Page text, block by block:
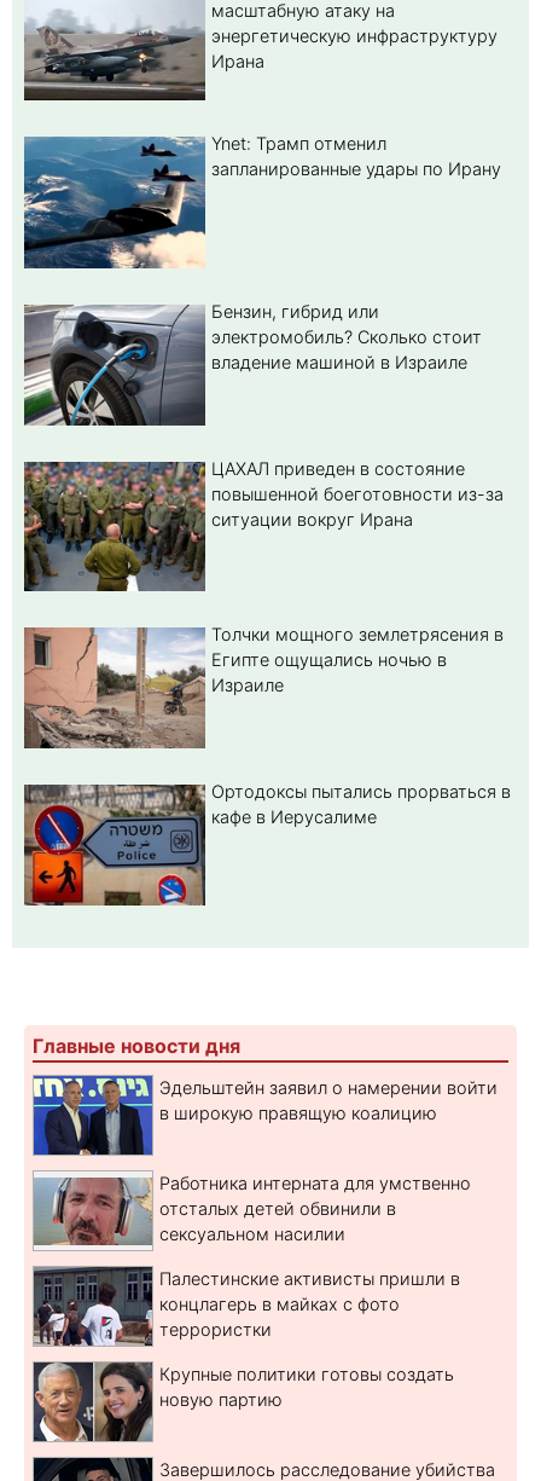
масштабную атаку на
энергетическую инфраструктуру
Ирана
Ynet: Трамп отменил
запланированные удары по Ирану
Бензин, гибрид или
электромобиль? Cколько стоит
владение машиной в Израиле
ЦАХАЛ приведен в состояние
повышенной боеготовности из-за
ситуации вокруг Ирана
Толчки мощного землетрясения в
Египте ощущались ночью в
Израиле
Ортодоксы пытались прорваться в
кафе в Иерусалиме
Главные новости дня
Эдельштейн заявил о намерении войти
в широкую правящую коалицию
Работника интерната для умственно
отсталых детей обвинили в
сексуальном насилии
Палестинские активисты пришли в
концлагерь в майках с фото
террористки
Крупные политики готовы создать
новую партию
Завершилось расследование убийства